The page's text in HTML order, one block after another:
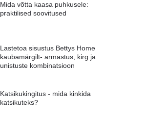
Mida võtta kaasa puhkusele:
praktilised soovitused
Lastetoa sisustus Bettys Home
kaubamärgilt- armastus, kirg ja
unistuste kombinatsioon
Katsikukingitus - mida kinkida
katsikuteks?